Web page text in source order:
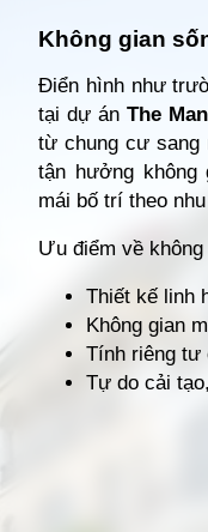
Không gian
Điển hình như
tại dự án The
từ chung cư sang
tận hưởng không
mái bố trí theo
Ưu điểm về không
Thiết kế linh
Không gian
Tính riêng tư
Tự do cải